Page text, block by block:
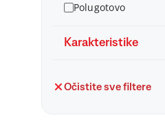
Polugotovo
Karakteristike
Očistite sve filtere